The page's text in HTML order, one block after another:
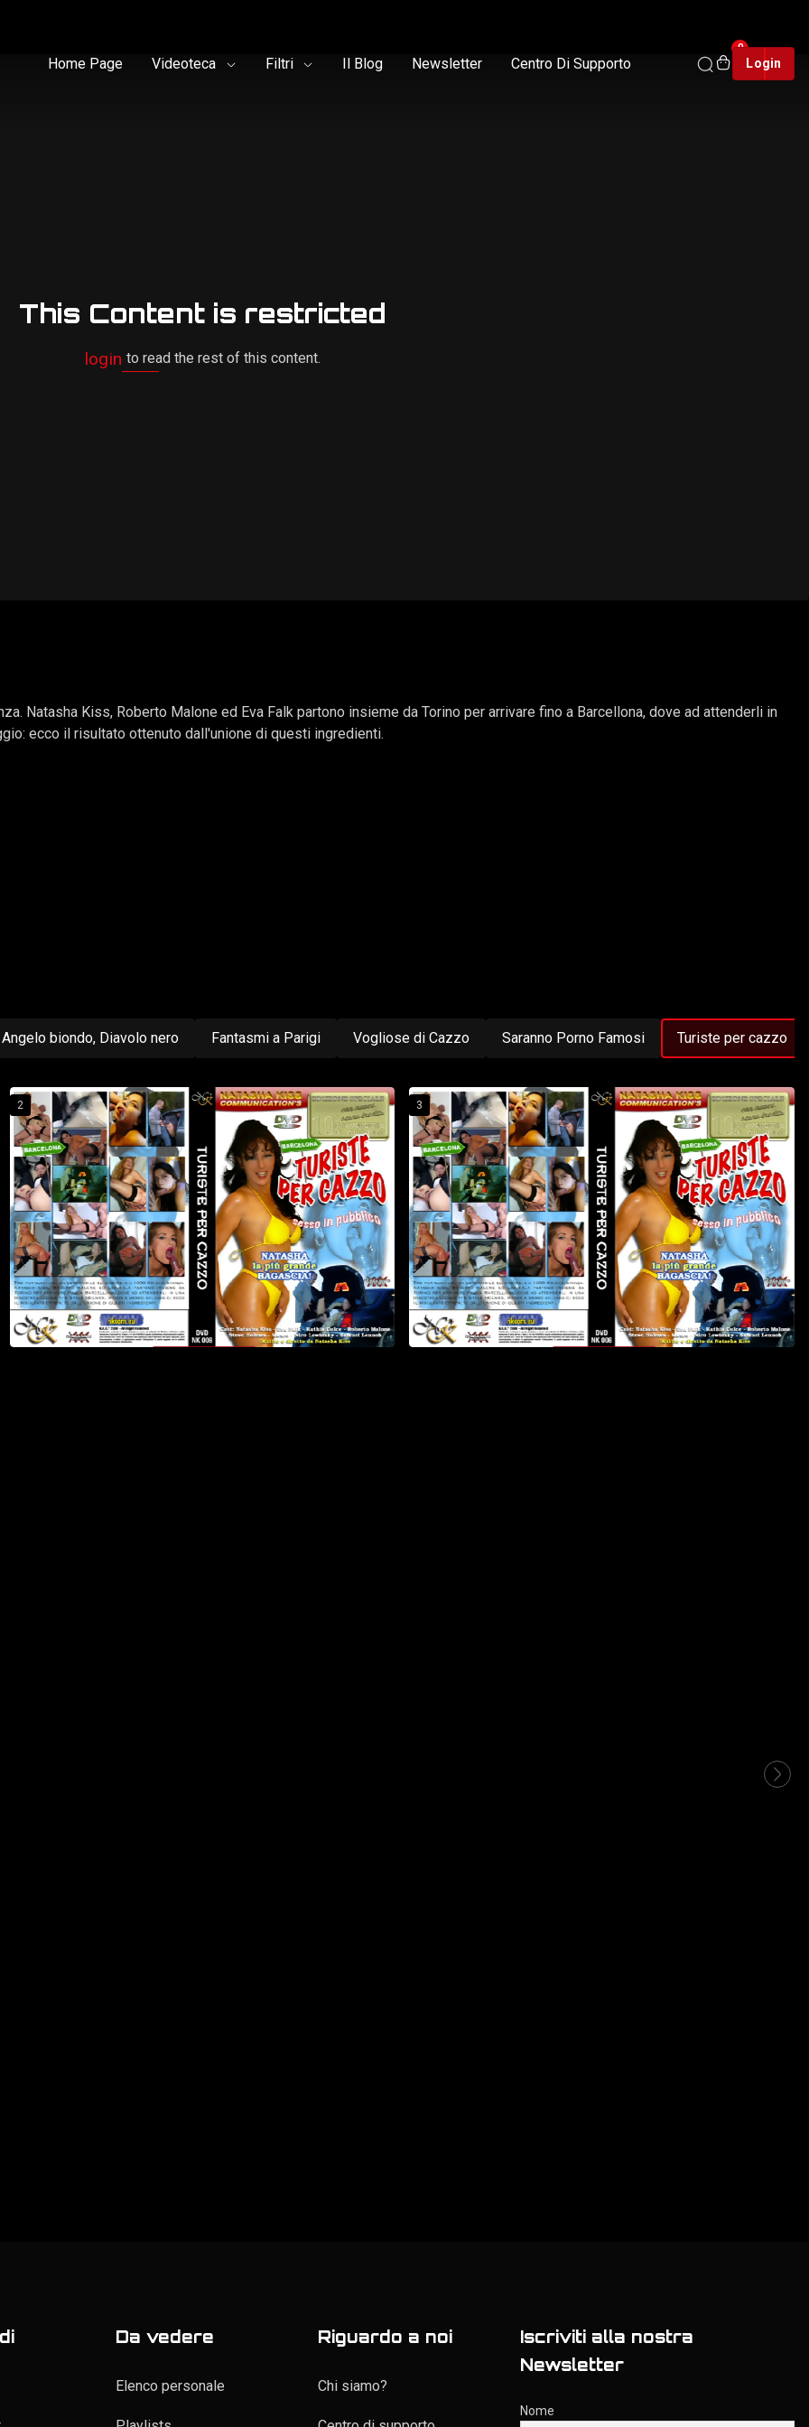
Home Page Videoteca Filtri Il Blog Newsletter Centro Di Supporto
0
Login
This Content is restricted
login to read the rest of this content.
Natasha Kiss, Roberto Malone ed Eva Falk partono insieme da Torino per arrivare fino a Barcellona, dove ad attenderli in
ecco il risultato ottenuto dall'unione di questi ingredienti.
Angelo biondo, Diavolo nero Fantasmi a Parigi Vogliose di Cazzo Saranno Porno Famosi Turiste per cazzo
2 3
Da vedere
Elenco personale
Riguardo a noi
Chi siamo?
Iscriviti alla nostra
Newsletter
Nome